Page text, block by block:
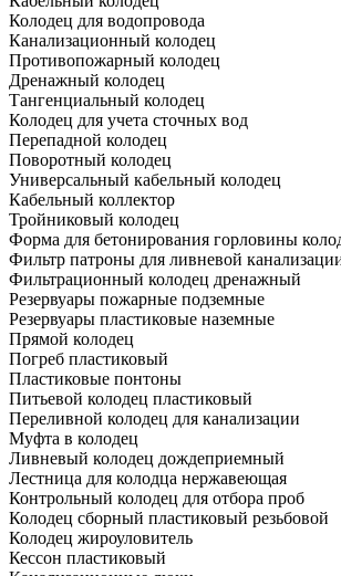
Колодец для водопровода
Канализационный колодец
Противопожарный колодец
Дренажный колодец
Тангенциальный колодец
Колодец для учета сточных вод
Перепадной колодец
Поворотный колодец
Универсальный кабельный колодец
Кабельный коллектор
Тройниковый колодец
Форма для бетонирования горловины
Фильтр патроны для ливневой
Фильтрационный колодец дренажный
Резервуары пожарные подземные
Резервуары пластиковые наземные
Прямой колодец
Погреб пластиковый
Пластиковые понтоны
Питьевой колодец пластиковый
Переливной колодец для канализации
Муфта в колодец
Ливневый колодец дождеприемный
Лестница для колодца нержавеющая
Контрольный колодец для отбора проб
Колодец сборный пластиковый резьбовой
Колодец жироуловитель
Кессон пластиковый